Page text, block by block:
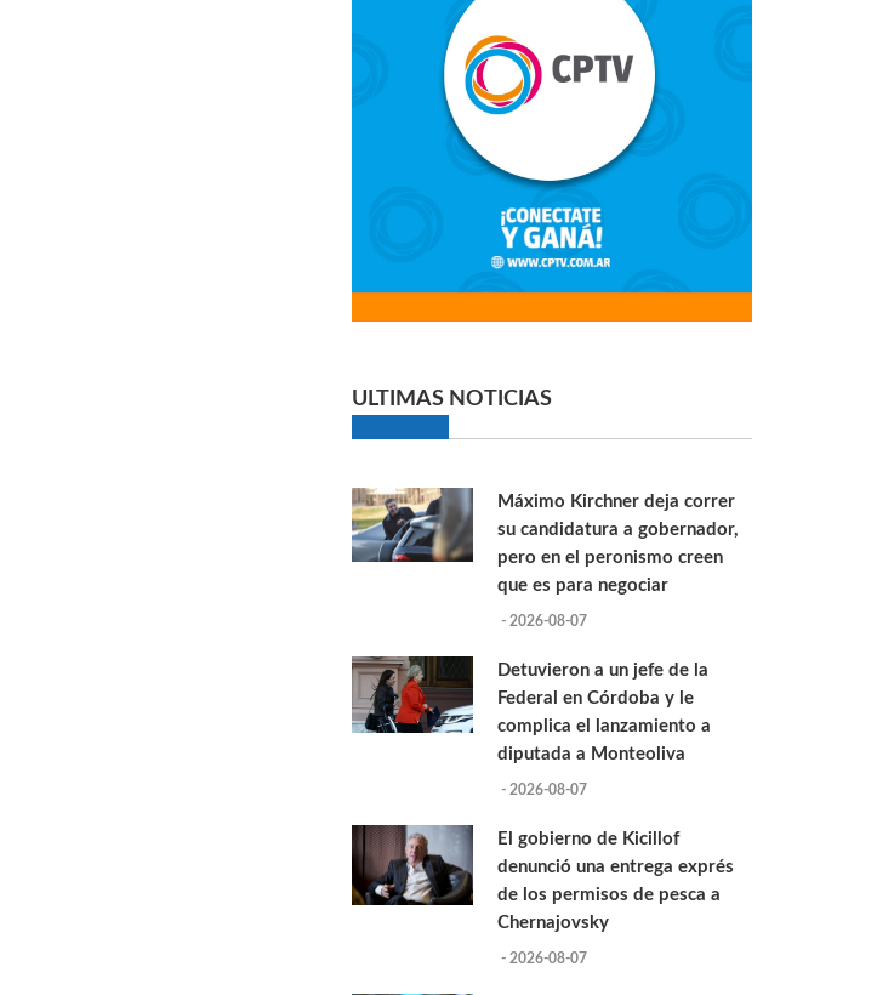
ULTIMAS NOTICIAS
Máximo Kirchner deja correr
su candidatura a gobernador,
pero en el peronismo creen
que es para negociar
- 2026-08-07
Detuvieron a un jefe de la
Federal en Córdoba y le
complica el lanzamiento a
diputada a Monteoliva
- 2026-08-07
El gobierno de Kicillof
denunció una entrega exprés
de los permisos de pesca a
Chernajovsky
- 2026-08-07